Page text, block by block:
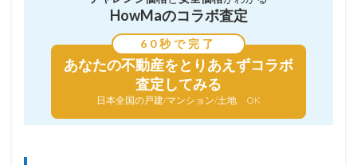
HowMaのコラボ査定
60秒で完了
あなたの不動産をとりあえずコラボ
査定してみる
日本全国の戸建/マンション/土地 OK